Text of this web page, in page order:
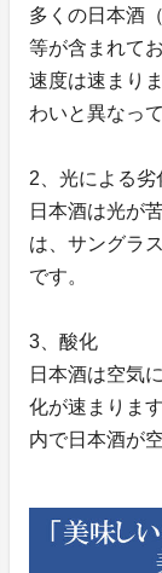
多くの日本酒
等が含まれて
速度は速まり
わいと異なっ
2、光による劣
日本酒は光が
は、サングラ
です。
3、酸化
日本酒は空気
化が速まりま
内で日本酒が